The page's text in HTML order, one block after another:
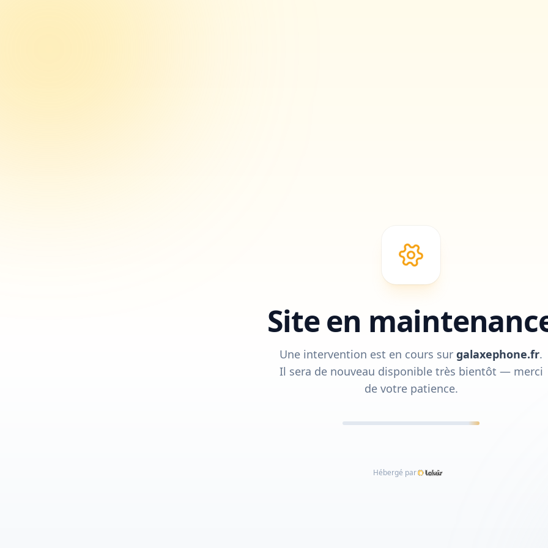
Site en
Une intervention est en cours sur galaxephone.fr.
Il sera de nouveau disponible très bientôt — merci
de votre patience.
Hébergé par